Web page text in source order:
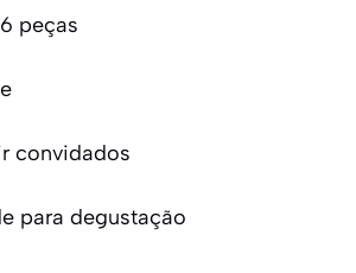
peças
convidados
para degustação